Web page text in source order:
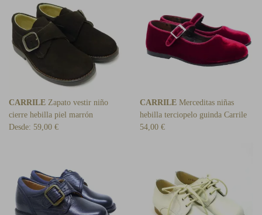
CARRILE Zapato vestir niño
cierre hebilla piel marrón
Desde: 59,00 €
CARRILE Merceditas niñas
hebilla terciopelo guinda Carrile
54,00 €